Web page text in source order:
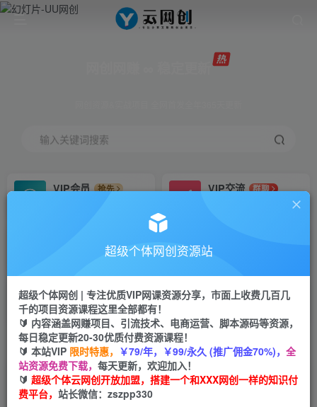
输入关键词搜索
VIP会员
抢先
VIP交流
群聊
研究探讨更多创业项目路子。
会员专属推广链接
招募站长
挂机
项目
脚本卡密
APP下载
GO
首页 创业课程 会员专属 正文
（7146期）外面收费588的智能AI无人音频处理器
软件，音频自动回复，自动讲解商品
超级个体网创资源站
超级个体网创 | 专注优质VIP网课资源分享，市面上收费几百几
千的项目资源课程这里全部都有！
🔰 内容涵盖网赚项目、引流技术、电商运营、脚本源码等资源，
每日稳定更新20-30优质付费资源课程！
🔰 本站VIP 限时特惠， ￥79/年，￥99/永久 (推广佣金70%)， 全
站资源免费下载， 每天更新，欢迎加入！
🔰 超级个体云网创开放加盟，搭建一个和XXX网创一样的知识付
费平台， 站长微信：zszpp330